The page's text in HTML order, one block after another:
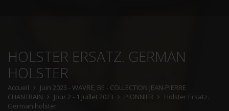
HOLSTER ERSATZ. GERMAN
HOLSTER
Accueil
Juin 2023 - WAVRE, BE - COLLECTION JEAN-PIERRE
CHANTRAIN
Jour 2 - 1 Juillet 2023 PIONNIER
Holster Ersatz.
German holster